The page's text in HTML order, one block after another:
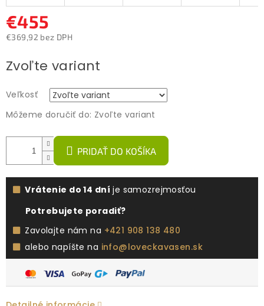
€455
€369,92 bez DPH
cena:
Zvoľte variant
Veľkosť
Môžeme doručiť do: Zvoľte variant
PRIDAŤ DO KOŠÍKA
Vrátenie do 14 dní je samozrejmosťou
Potrebujete poradiť?
Zavolajte nám na +421 908 138 480
alebo napíšte na info@loveckavasen.sk